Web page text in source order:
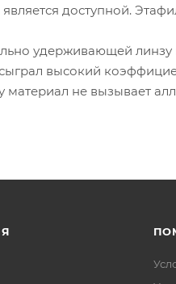
доступной.
удерживающей линзу
высокий
не вызывает